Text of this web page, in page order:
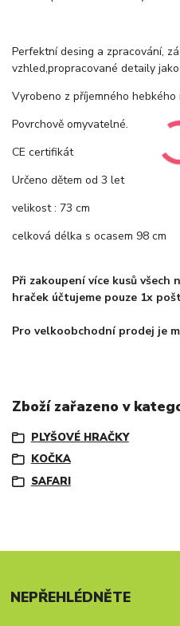
Perfektní desing a zpracování,
vzhled,propracované detaily jako
Vyrobeno z příjemného
Povrchově omyvatelné.
CE certifikát
Určeno dětem od 3 let
velikost : 73 cm
celková délka s ocasem 98 cm
Při zakoupení více kusů všech
hraček účtujeme pouze 1x
Pro velkoobchodní prodej je
Zboží zařazeno v
PLYŠOVÉ HRAČKY
KOČKA
SAFARI
NEPŘEHLÉDNĚTE